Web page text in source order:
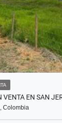
EN SAN
Colombia